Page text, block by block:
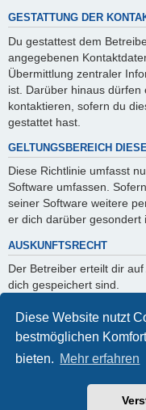
Diese Website nutzt
bestmöglichen
bieten. Mehr erfahren
GESTATTUNG DER
Du gestattest dem
angegebenen
Übermittlung zentraler
ist. Darüber hinaus
kontaktieren, sofern du
gestattet hast.
GELTUNGSBEREICH
Diese Richtlinie umfasst
Software umfassen.
seiner Software weitere
er dich darüber gesondert
AUSKUNFTSRECHT
Der Betreiber erteilt dir
dich gespeichert sind.
Du kannst jederzeit die
verlangen. Kontaktiere
Powered by